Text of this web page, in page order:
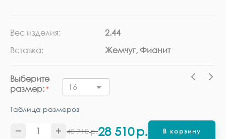
Вес изделия:
2.44
Вставка:
Жемчуг, Фианит
Выберите
размер:
16
Таблица размеров
40 710 р.28 510р. В корзину